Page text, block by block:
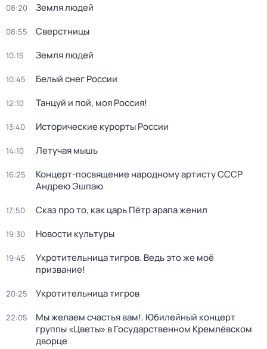
08:20 Земля людей
08:55 Сверстницы
10:15 Земля людей
10:45 Белый снег России
12:10 Танцуй и пой, моя Россия!
13:40 Исторические курорты России
14:10 Летучая мышь
16:25
Концерт-посвящение народному артисту СССР
Андрею Эшпаю
17:50 Сказ про то, как царь Пётр арапа женил
19:30 Новости культуры
19:45
Укротительница тигров. Ведь это же моё
призвание!
20:25 Укротительница тигров
22:05
Мы желаем счастья вам!. Юбилейный концерт
группы «Цветы» в Государственном Кремлёвском
дворце